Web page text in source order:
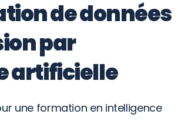
de données
par
artificielle
une formation en intelligence